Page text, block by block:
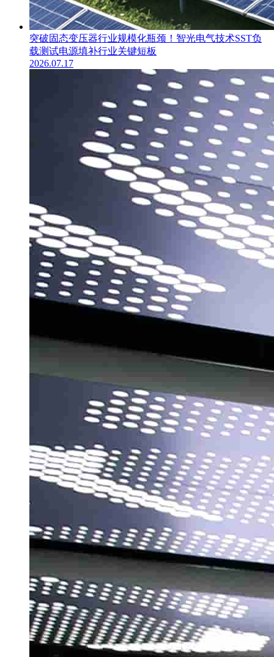
突破固态变压器行业规模化瓶颈！智光电气技术SST负
载测试电源填补行业关键短板
2026.07.17